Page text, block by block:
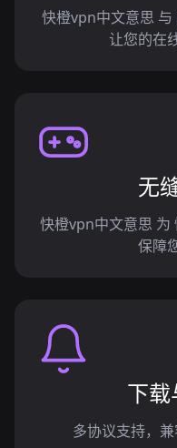
快橙vpn中文意思 与
让您的在
无
快橙vpn中文意思 为
保障
下
多协议支持，兼